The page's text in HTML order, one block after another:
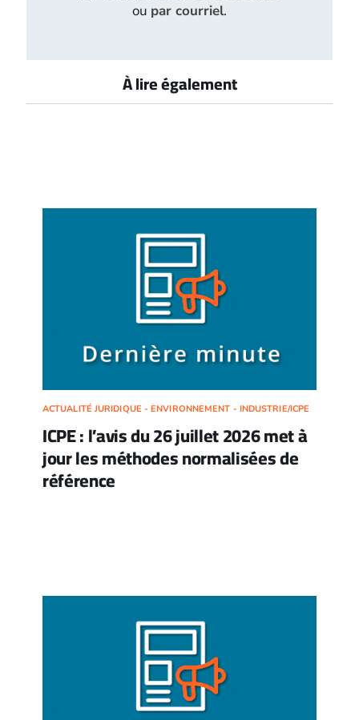
ou par courriel.
À lire également
ACTUALITÉ JURIDIQUE - ENVIRONNEMENT - INDUSTRIE/ICPE
ICPE : l’avis du 26 juillet 2026 met à
jour les méthodes normalisées de
référence